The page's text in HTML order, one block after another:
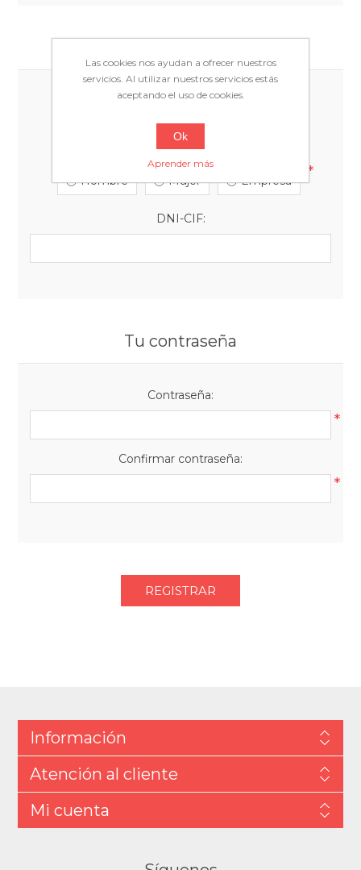
Newsletter:
Género:
Hombre Mujer Empresa *
DNI-CIF:
Tu contraseña
Contraseña:
*
Confirmar contraseña:
*
Información
Atención al cliente
Mi cuenta
Las cookies nos ayudan a ofrecer nuestros
servicios. Al utilizar nuestros servicios estás
aceptando el uso de cookies.
Ok
Aprender más